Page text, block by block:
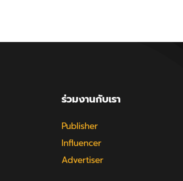
ร่วมงานกับเรา
Publisher
Influencer
Advertiser